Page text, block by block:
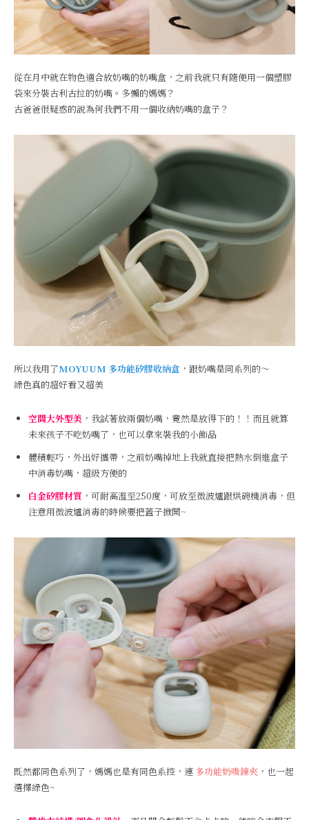
從在月中就在物色適合放奶嘴的奶嘴盒，之前我就只有隨便用一個塑膠
袋來分裝古利古拉的奶嘴。多懶的媽媽？
古爸爸很疑惑的說為何我們不用一個收納奶嘴的盒子？
所以我用了MOYUUM 多功能矽膠收納盒 ，跟奶嘴是同系列的～
綠色真的超好看又超美
空間大外型美 ，我試著放兩個奶嘴，竟然是放得下的！！而且就算
未來孩子不吃奶嘴了，也可以拿來裝我的小飾品
體積輕巧，外出好攜帶，之前奶嘴掉地上我就直接把熱水倒進盒子
中消毒奶嘴，超級方便的
白金矽膠材質 ，可耐高溫至250度，可放至微波爐跟烘碗機消毒，但
注意用微波爐消毒的時候要把蓋子掀開~
既然都同色系列了，媽媽也是有同色系控，連 多功能奶嘴鍊夾 ，也一起
選擇綠色~